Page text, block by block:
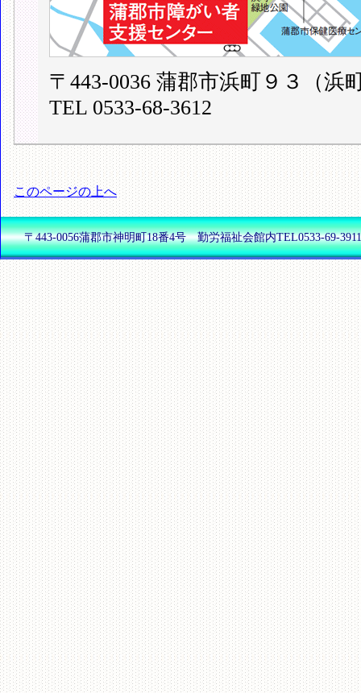
〒443-0036 蒲郡市浜町９３（浜
TEL 0533-68-3612
このページの上へ
〒443-0056蒲郡市神明町18番4号 勤労福祉会館内TEL0533-69-